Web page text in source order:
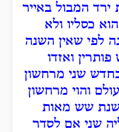
ירד המבול באייר
כסליו ולא
לפי שאין השנה
ואזדו
שני מרחשון
והוי מרחשון
שנת שש מאות
שני אם לסדר